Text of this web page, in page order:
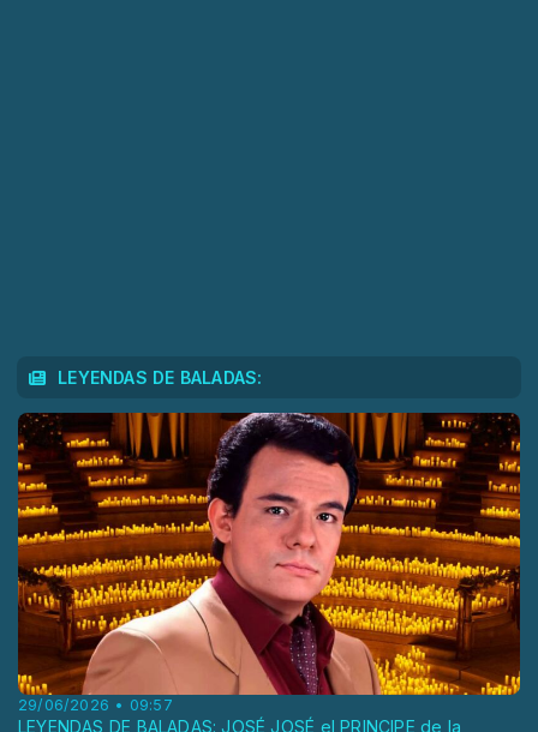
LEYENDAS DE BALADAS:
29/06/2026 • 09:57
LEYENDAS DE BALADAS: JOSÉ JOSÉ el PRINCIPE de la